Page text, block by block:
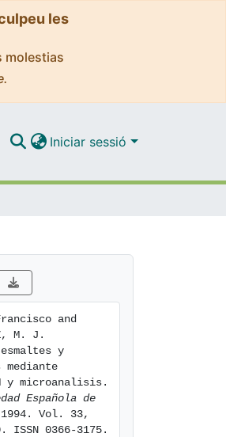
les
molestias
Iniciar sessió
and
M. J.
y
mediante
Española de
Vol. 33,
ISSN 0366-3175.